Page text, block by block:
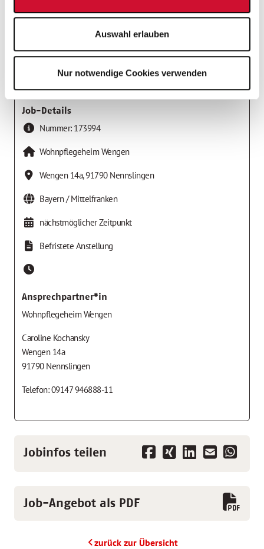
Auswahl erlauben
Nur notwendige Cookies verwenden
Job-Details
Nummer: 173994
Wohnpflegeheim Wengen
Wengen 14a,91790 Nennslingen
Bayern / Mittelfranken
nächstmöglicher Zeitpunkt
Befristete Anstellung
Ansprechpartner*in
Wohnpflegeheim Wengen
Caroline Kochansky
Wengen 14a
91790 Nennslingen
Telefon: 09147 946888-11
Jobinfos teilen
Job-Angebot als PDF
zurück zur Übersicht